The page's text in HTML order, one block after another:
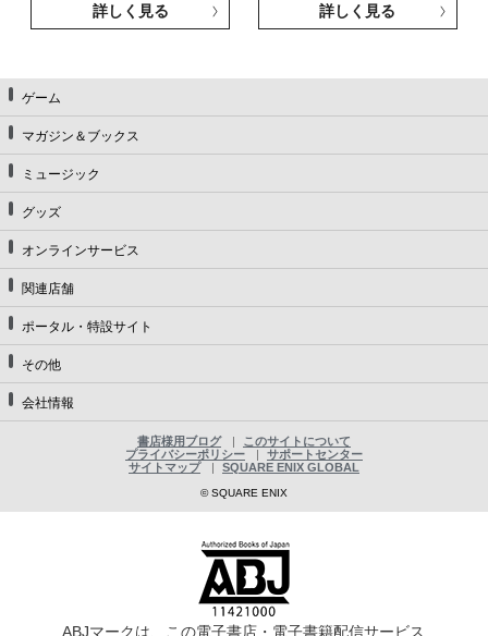
詳しく見る 詳しく見る
ゲーム
マガジン＆ブックス
ミュージック
グッズ
オンラインサービス
関連店舗
ポータル・特設サイト
その他
会社情報
書店様用ブログ
このサイトについて
プライバシーポリシー
サポートセンター
サイトマップ
SQUARE ENIX GLOBAL
© SQUARE ENIX
ABJマークは、この電子書店・電子書籍配信サービス